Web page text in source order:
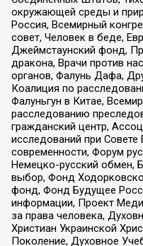
окружающей среды и
Россия, Всемирный
совет, Человек в беде,
Джеймстаунский фонд,
дракона, Врачи против
органов, Фалунь Дафа,
Коалиция по
Фалуньгун в Китае,
расследованию
гражданский центр,
исследований при
современности, Форум
Немецко-русский обмен,
выбор, Фонд
фонд, Фонд Будущее
информации, Проект
за права человека,
Христиан Украинской
Поколение, Духовное